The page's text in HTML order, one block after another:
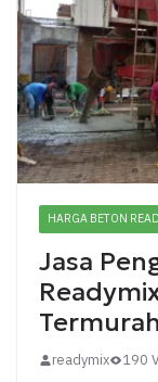
HARGA BETON
Jasa
readymix 190